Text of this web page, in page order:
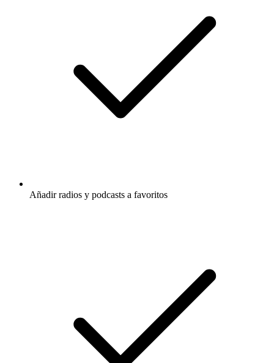
Añadir radios y podcasts a favoritos